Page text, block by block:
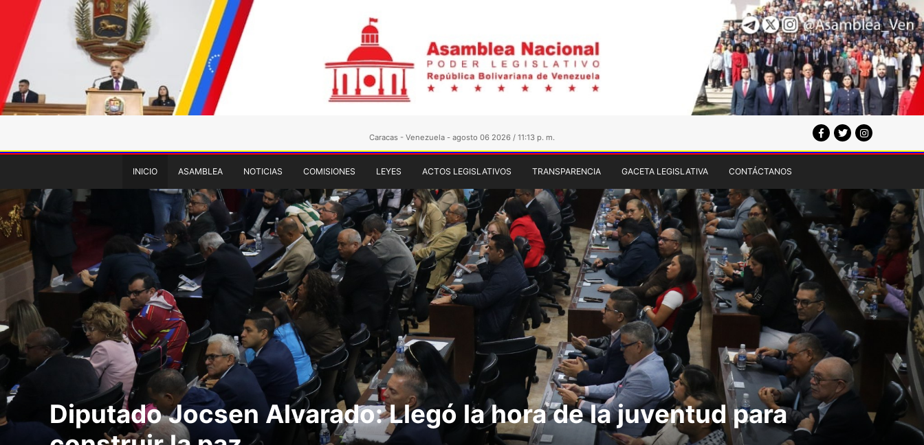
Caracas - Venezuela - agosto 06 2026 / 11:13 p. m.
INICIO ASAMBLEA NOTICIAS COMISIONES LEYES ACTOS LEGISLATIVOS TRANSPARENCIA GACETA LEGISLATIVA CONTÁCTANOS
Diputado Jocsen Alvarado: Llegó la hora de la juventud para